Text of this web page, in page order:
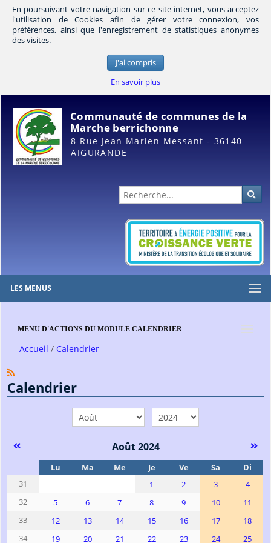
En poursuivant votre navigation sur ce site internet, vous acceptez
l'utilisation de Cookies afin de gérer votre connexion, vos
préférences, ainsi que l'enregistrement de statistiques anonymes
des visites.
J'ai compris
En savoir plus
Communauté de communes de la
Marche berrichonne
8 Rue Jean Marien Messant - 36140
AIGURANDE
LES MENUS
MENU D'ACTIONS DU MODULE CALENDRIER
Accueil Calendrier
Calendrier
mois année
Août 2024
Lu Ma Me Je Ve Sa
Di
31
1 2 3
4
32
5 6 7 8 9 10
11
33
12 13 14 15 16 17
18
34
19 20 21 22 23 24 25